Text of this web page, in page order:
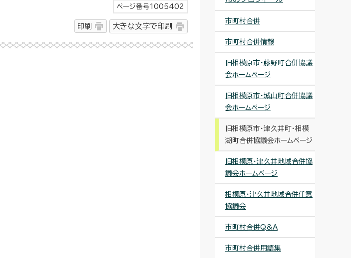
ページ番号1005402
印刷 大きな文字で印刷
市町村合併
市町村合併情報
旧相模原市・藤野町合併協議
会ホームページ
旧相模原市・城山町合併協議
会ホームページ
旧相模原市・津久井町・相模
湖町合併協議会ホームページ
旧相模原・津久井地域合併協
議会ホームページ
相模原・津久井地域合併任意
協議会
市町村合併Q&A
市町村合併用語集